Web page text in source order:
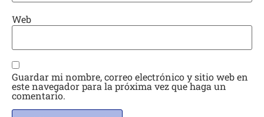
Web
Guardar mi nombre, correo electrónico y sitio web en
este navegador para la próxima vez que haga un
comentario.